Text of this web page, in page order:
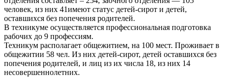
человек, из них 41имеют статус детей-сирот и детей,
оставшихся без попечения родителей.
В техникуме осуществляется профессиональная подготовка
рабочих до 9 профессиям.
Техникум располагает общежитием, на 100 мест. Проживает в
общежитии 58 чел. Из них детей-сирот, детей оставшихся без
попечения родителей, и лиц из их числа 18, из них 14
несовершеннолетних.